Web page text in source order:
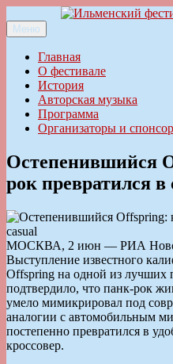
к
содержимому
Ильменский фестиваль
Меню
Главная
О фестивале
История
Авторская музыка
Программа
Организаторы и
Остепенившийся
рок превратился в
МОСКВА, 2 июн — РИА
Выступление известного
Offspring на одной из
подтвердило, что панк-рок
умело мимикрировал под
аналогии с автомобильным
постепенно превратился в
кроссовер.